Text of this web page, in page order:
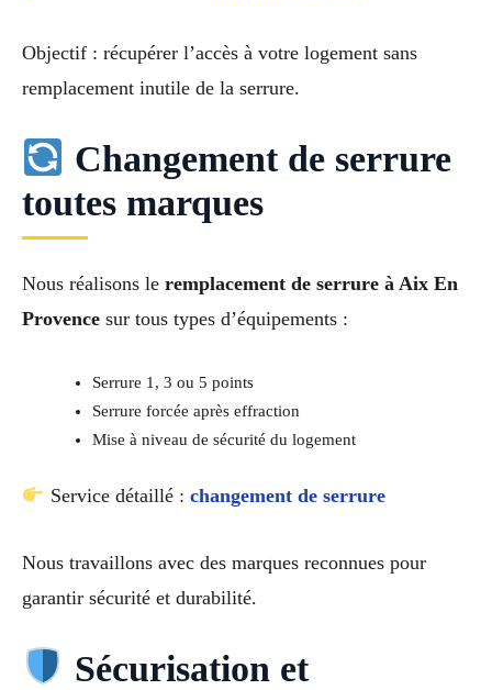
Objectif : récupérer l’accès à votre logement sans
remplacement inutile de la serrure.
Changement de serrure
toutes marques
Nous réalisons le remplacement de serrure à Aix En
Provence sur tous types d’équipements :
Serrure 1, 3 ou 5 points
Serrure forcée après effraction
Mise à niveau de sécurité du logement
Service détaillé : changement de serrure
Nous travaillons avec des marques reconnues pour
garantir sécurité et durabilité.
Sécurisation et